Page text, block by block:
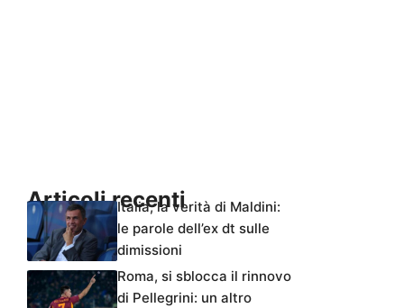
Articoli recentiItalia, la verità di Maldini:
le parole dell’ex dt sulle
dimissioni
Roma, si sblocca il rinnovo
di Pellegrini: un altro